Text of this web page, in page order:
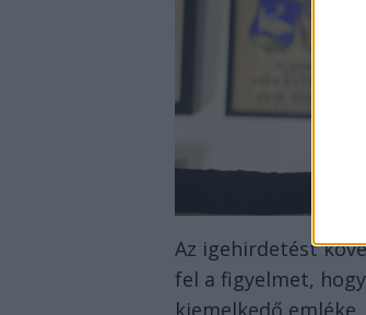
Az igehirdetést
fel a figyelmet,
kiemelkedő